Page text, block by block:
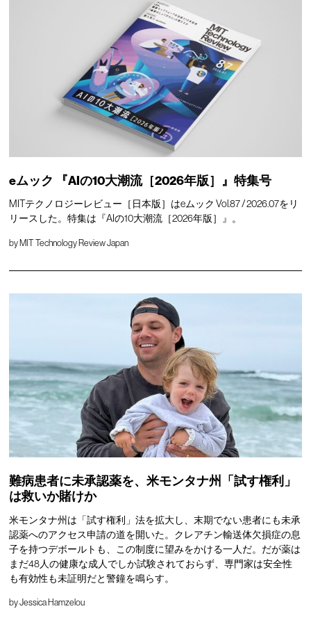
eムック 『AIの10大潮流［2026年版］』特集号
MITテクノロジーレビュー［日本版］はeムック Vol.87 / 2026.07をリ
リースした。特集は『AIの10大潮流［2026年版］』。
by MIT Technology Review Japan
難病患者に未承認薬を、米モンタナ州「試す権利」
は救いか賭けか
米モンタナ州は「試す権利」法を拡大し、末期でない患者にも未承
認薬へのアクセス申請の道を開いた。クレアチン輸送体欠損症の息
子を持つデボールトも、この制度に望みをかける一人だ。だが薬は
まだ48人の健康な成人でしか試験されておらず、専門家は安全性
も有効性も未証明だと警鐘を鳴らす。
byJessica Hamzelou